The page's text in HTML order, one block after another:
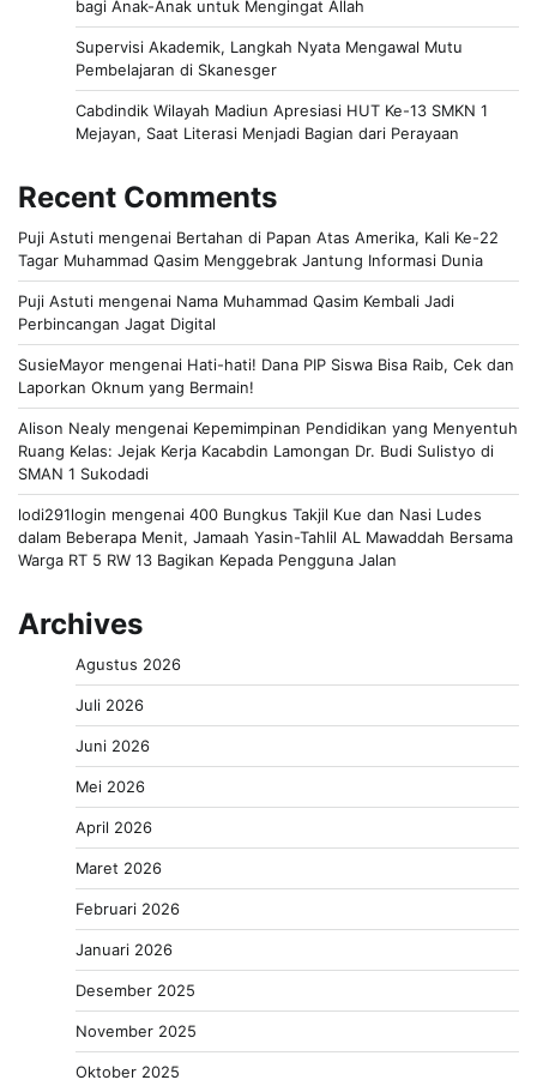
bagi Anak-Anak untuk Mengingat Allah
Supervisi Akademik, Langkah Nyata Mengawal Mutu
Pembelajaran di Skanesger
Cabdindik Wilayah Madiun Apresiasi HUT Ke-13 SMKN 1
Mejayan, Saat Literasi Menjadi Bagian dari Perayaan
Recent Comments
Puji Astuti mengenai Bertahan di Papan Atas Amerika, Kali Ke-22
Tagar Muhammad Qasim Menggebrak Jantung Informasi Dunia
Puji Astuti mengenai Nama Muhammad Qasim Kembali Jadi
Perbincangan Jagat Digital
SusieMayor mengenai Hati-hati! Dana PIP Siswa Bisa Raib, Cek dan
Laporkan Oknum yang Bermain!
Alison Nealy mengenai Kepemimpinan Pendidikan yang Menyentuh
Ruang Kelas: Jejak Kerja Kacabdin Lamongan Dr. Budi Sulistyo di
SMAN 1 Sukodadi
lodi291login mengenai 400 Bungkus Takjil Kue dan Nasi Ludes
dalam Beberapa Menit, Jamaah Yasin-Tahlil AL Mawaddah Bersama
Warga RT 5 RW 13 Bagikan Kepada Pengguna Jalan
Archives
Agustus 2026
Juli 2026
Juni 2026
Mei 2026
April 2026
Maret 2026
Februari 2026
Januari 2026
Desember 2025
November 2025
Oktober 2025